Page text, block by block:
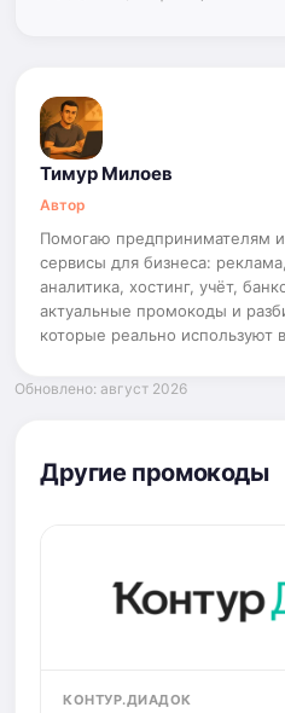
Тимур Милоев
Автор
Помогаю предпринимателям
сервисы для бизнеса:
аналитика, хостинг, учёт,
актуальные промокоды и
которые реально используют
Обновлено: август 2026
Другие промокоды
КОНТУР.ДИАДОК